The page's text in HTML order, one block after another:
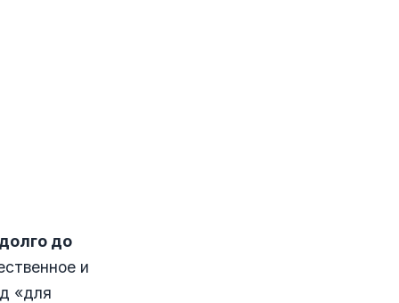
до
и
«для